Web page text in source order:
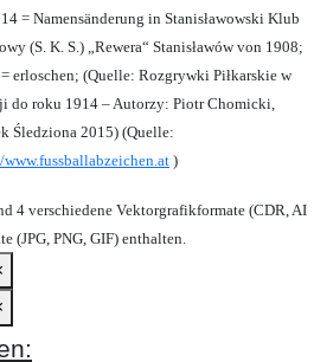
= Namensänderung in Stanisławowski Klub
(S. K. S.) „Rewera“ Stanisławów von 1908;
erloschen; (Quelle: Rozgrywki Piłkarskie w
do roku 1914 – Autorzy: Piotr Chomicki,
Śledziona 2015) (Quelle:
)
4 verschiedene Vektorgrafikformate (CDR, AI
(JPG, PNG, GIF) enthalten.